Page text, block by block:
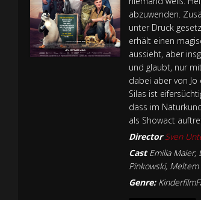
abzuwenden.
unter Druck
erhält einen
aussieht, aber
und glaubt, nur
dabei aber von
Silas ist
dass im
als Showact
Director Sven
Cast Emilia Maier,
Pinkowski, Meltem
Genre: